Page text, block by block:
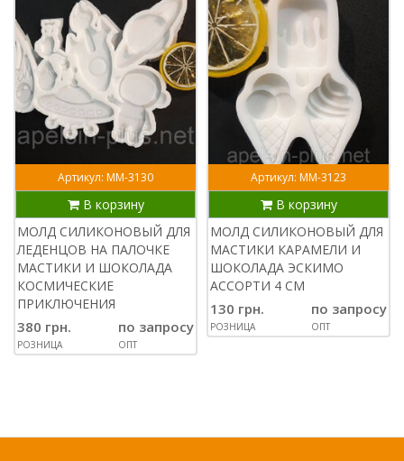
Артикул: ММ-3130
В корзину
МОЛД СИЛИКОНОВЫЙ ДЛЯ
ЛЕДЕНЦОВ НА ПАЛОЧКЕ
МАСТИКИ И ШОКОЛАДА
КОСМИЧЕСКИЕ
ПРИКЛЮЧЕНИЯ
380 грн.
РОЗНИЦА
по запросу
ОПТ
Артикул: ММ-3123
В корзину
МОЛД СИЛИКОНОВЫЙ ДЛЯ
МАСТИКИ КАРАМЕЛИ И
ШОКОЛАДА ЭСКИМО
АССОРТИ 4 СМ
130 грн.
РОЗНИЦА
по запросу
ОПТ